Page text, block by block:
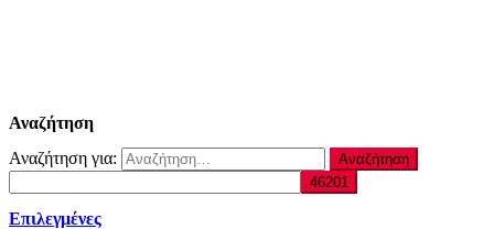
Αναζήτηση
Αναζήτηση για:
Επιλεγμένες